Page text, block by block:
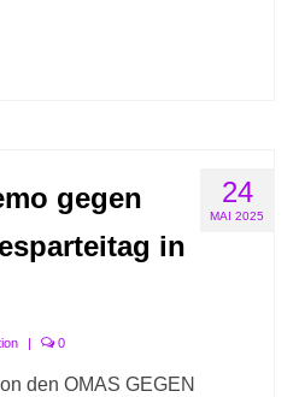
24
MAI 2025
gegen
in
| 0
den OMAS GEGEN